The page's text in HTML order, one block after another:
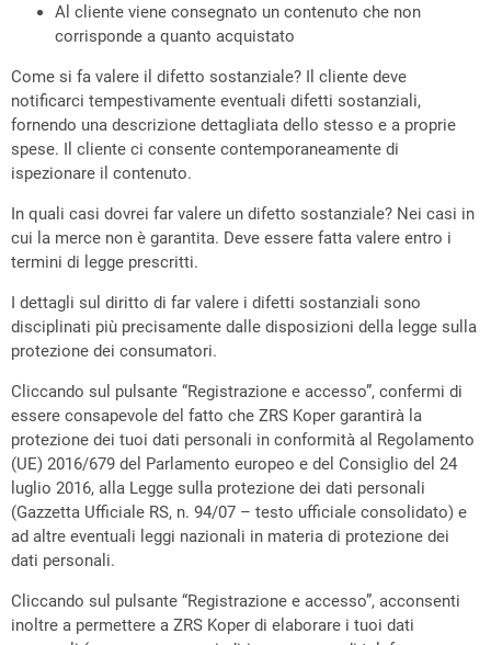
Al cliente viene consegnato un contenuto che non
corrisponde a quanto acquistato
Come si fa valere il difetto sostanziale? Il cliente deve
notificarci tempestivamente eventuali difetti sostanziali,
fornendo una descrizione dettagliata dello stesso e a proprie
spese. Il cliente ci consente contemporaneamente di
ispezionare il contenuto.
In quali casi dovrei far valere un difetto sostanziale? Nei casi in
cui la merce non è garantita. Deve essere fatta valere entro i
termini di legge prescritti.
I dettagli sul diritto di far valere i difetti sostanziali sono
disciplinati più precisamente dalle disposizioni della legge sulla
protezione dei consumatori.
Cliccando sul pulsante “Registrazione e accesso”, confermi di
essere consapevole del fatto che ZRS Koper garantirà la
protezione dei tuoi dati personali in conformità al Regolamento
(UE) 2016/679 del Parlamento europeo e del Consiglio del 24
luglio 2016, alla Legge sulla protezione dei dati personali
(Gazzetta Ufficiale RS, n. 94/07 – testo ufficiale consolidato) e
ad altre eventuali leggi nazionali in materia di protezione dei
dati personali.
Cliccando sul pulsante “Registrazione e accesso”, acconsenti
inoltre a permettere a ZRS Koper di elaborare i tuoi dati